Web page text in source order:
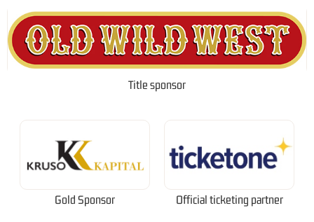
Title sponsor
Gold Sponsor Official ticketing partner